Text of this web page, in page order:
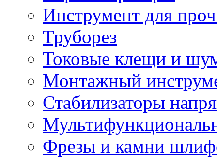
Инструмент для
Труборез
Токовые клещи и
Монтажный
Стабилизаторы
Фрезы и камни